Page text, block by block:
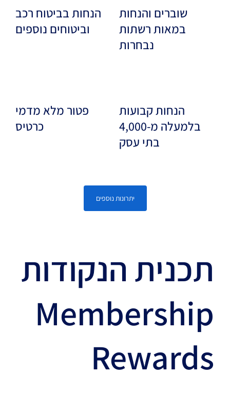
שוברים והנחות
במאות רשתות
נבחרות
הנחות בביטוח רכב
וביטוחים נוספים
הנחות קבועות
בלמעלה מ-4,000
בתי עסק
פטור מלא מדמי
כרטיס
יתרונות נוספים
תכנית הנקודות
Membership
Rewards